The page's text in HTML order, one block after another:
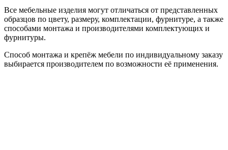
Все мебельные изделия могут отличаться от представленных
образцов по цвету, размеру, комплектации, фурнитуре, а также
способами монтажа и производителями комплектующих и
фурнитуры.
Способ монтажа и крепёж мебели по индивидуальному заказу
выбирается производителем по возможности её применения.